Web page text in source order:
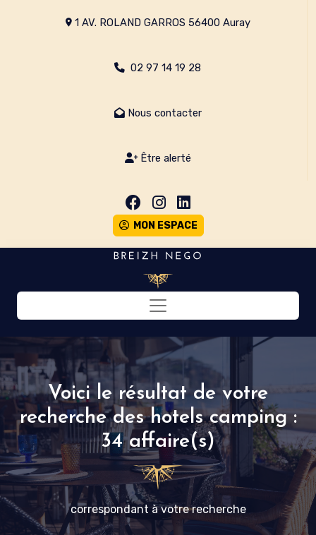
1 AV. ROLAND GARROS 56400 Auray
02 97 14 19 28
Nous contacter
Être alerté
MON ESPACE
Toggle navigation
Voici le résultat de votre
recherche des hotels camping :
34 affaire(s)
correspondant à votre recherche